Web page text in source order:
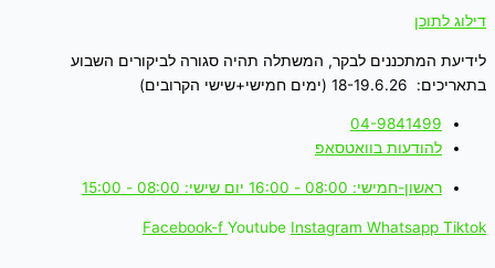
דילוג לתוכן
לידיעת המתכננים לבקר, המשתלה תהיה סגורה לביקורים השבוע
בתאריכים: 18-19.6.26 (ימים חמישי+שישי הקרובים)
04-9841499
להודעות בוואטסאפ
ראשון-חמישי: 08:00 - 16:00 יום שישי: 08:00 - 15:00
Facebook-f Youtube Instagram Whatsapp Tiktok